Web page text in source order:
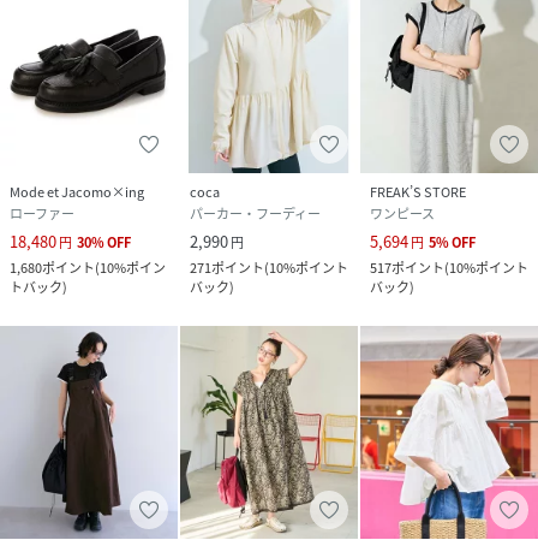
Mode et Jacomo×ing
ローファー
18,480円 30%OFF
1,680ポイント(10%ポイン
トバック)
coca
パーカー・フーディー
2,990円
271ポイント(10%ポイント
バック)
FREAK’S STORE
ワンピース
5,694円 5%OFF
517ポイント(10%ポイント
バック)